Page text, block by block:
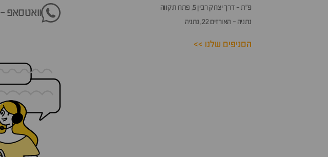
פ״ת - דרך יצחק רבין 5, פתח תקווה
נתניה - האורזים 22, נתניה
הסניפים שלנו >>
וואטסאפ - 054-3887201